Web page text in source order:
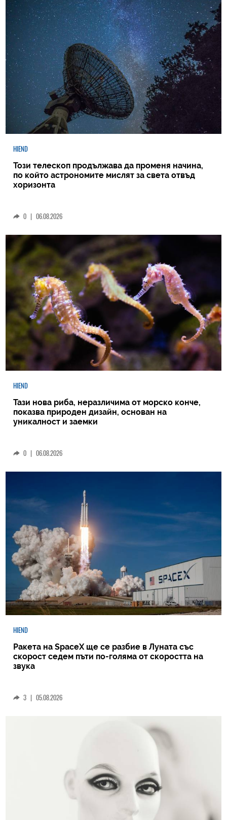
HIEND
Този телескоп продължава да променя начина,
по който астрономите мислят за света отвъд
хоризонта
0 | 06.08.2026
HIEND
Тази нова риба, неразличима от морско конче,
показва природен дизайн, основан на
уникалност и заемки
0 | 06.08.2026
HIEND
Ракета на SpaceX ще се разбие в Луната със
скорост седем пъти по-голяма от скоростта на
звука
3 | 05.08.2026